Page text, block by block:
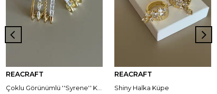
REACRAFT REACRAFT
Shiny Halka Küpe